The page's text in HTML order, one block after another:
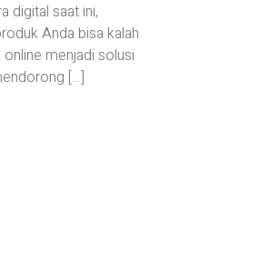
digital saat ini,
Anda bisa kalah
menjadi solusi
[…]